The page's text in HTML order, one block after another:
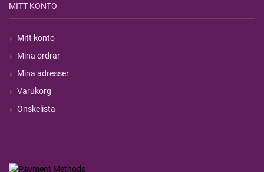
MITT KONTO
Mitt konto
Mina ordrar
Mina adresser
Varukorg
Önskelista